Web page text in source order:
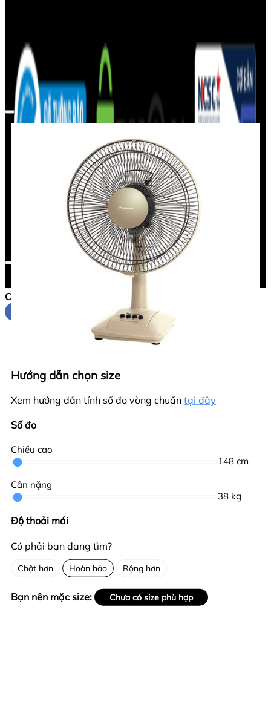
Chia sẻ
Hướng dẫn chọn size
Xem hướng dẫn tính số đo vòng chuẩn tại đây
Số đo
Chiều cao
148 cm
Cân nặng
38 kg
Độ thoải mái
Có phải bạn đang tìm?
Chật hơn Hoàn hảo Rộng hơn
Bạn nên mặc size: Chưa có size phù hợp